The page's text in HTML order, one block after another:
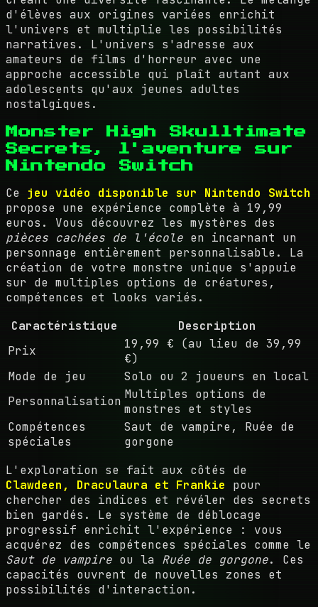
d'élèves aux origines variées enrichit
l'univers et multiplie les possibilités
narratives. L'univers s'adresse aux
amateurs de films d'horreur avec une
approche accessible qui plaît autant aux
adolescents qu'aux jeunes adultes
nostalgiques.
Monster High Skulltimate
Secrets, l'aventure sur
Nintendo Switch
Ce jeu vidéo disponible sur Nintendo Switch
propose une expérience complète à 19,99
euros. Vous découvrez les mystères des
pièces cachées de l'école en incarnant un
personnage entièrement personnalisable. La
création de votre monstre unique s'appuie
sur de multiples options de créatures,
compétences et looks variés.
Caractéristique
Description
Prix
19,99 € (au lieu de 39,99
€)
Mode de jeu
Solo ou 2 joueurs en local
Personnalisation Multiples options de
monstres et styles
Compétences
spéciales
Saut de vampire, Ruée de
gorgone
L'exploration se fait aux côtés de
Clawdeen, Draculaura et Frankie pour
chercher des indices et révéler des secrets
bien gardés. Le système de déblocage
progressif enrichit l'expérience : vous
acquérez des compétences spéciales comme le
Saut de vampire ou la Ruée de gorgone. Ces
capacités ouvrent de nouvelles zones et
possibilités d'interaction.